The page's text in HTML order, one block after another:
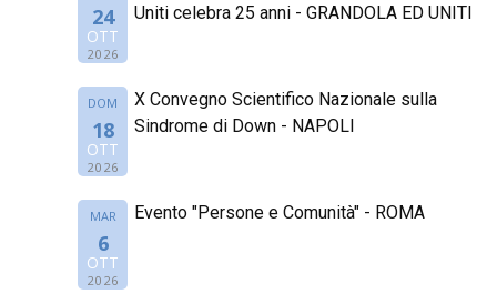
24
OTT
2026
Uniti celebra 25 anni - GRANDOLA ED UNITI
DOM
18
OTT
2026
X Convegno Scientifico Nazionale sulla
Sindrome di Down - NAPOLI
MAR
6
OTT
2026
Evento "Persone e Comunità" - ROMA